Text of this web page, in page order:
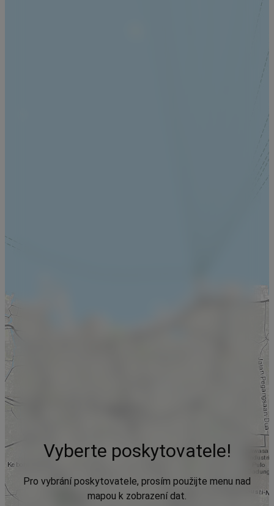
Vyberte poskytovatele!
Pro vybrání poskytovatele, prosím použijte menu nad
mapou k zobrazení dat.